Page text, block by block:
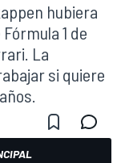
hubiera
1 de
La
si quiere